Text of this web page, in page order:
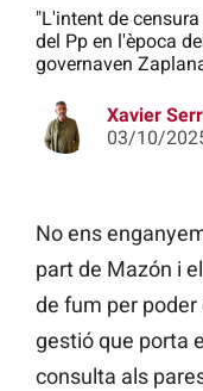
"L'intent de
del Pp en l'època
governaven
Xavier
03/10/
No ens
part de Mazón i
de fum per poder
gestió que porta
consulta als